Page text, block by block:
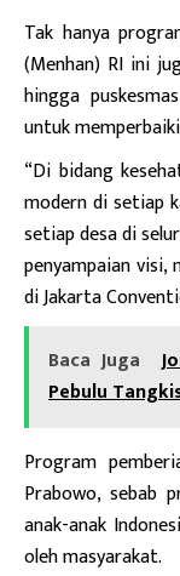
Tak hanya
(Menhan) RI ini
hingga
untuk
“Di bidang
modern di setiap
setiap desa di
penyampaian visi,
di Jakarta
Baca Juga
Pebulu
Program
Prabowo, sebab
anak-anak
oleh masyarakat.